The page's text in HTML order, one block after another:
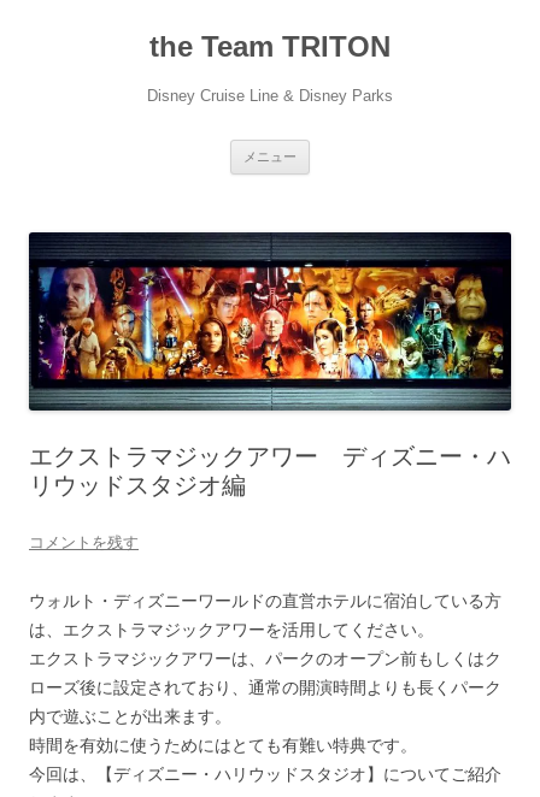
the Team TRITON
Disney Cruise Line & Disney Parks
メニュー
エクストラマジックアワー ディズニー・ハ
リウッドスタジオ編
コメントを残す
ウォルト・ディズニーワールドの直営ホテルに宿泊している方
は、エクストラマジックアワーを活用してください。
エクストラマジックアワーは、パークのオープン前もしくはク
ローズ後に設定されており、通常の開演時間よりも長くパーク
内で遊ぶことが出来ます。
時間を有効に使うためにはとても有難い特典です。
今回は、【ディズニー・ハリウッドスタジオ】についてご紹介